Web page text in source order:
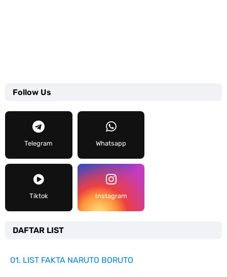
Follow Us
Telegram Whatsapp
Tiktok Instagram
DAFTAR LIST
01. LIST FAKTA NARUTO BORUTO